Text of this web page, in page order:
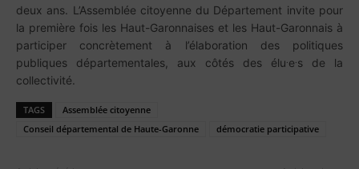
deux ans. L’Assemblée citoyenne du Département invite pour
la première fois les Haut-Garonnaises et les Haut-Garonnais à
participer concrètement à l’élaboration des politiques
publiques départementales, aux côtés des élu.e.s de la
collectivité.
TAGS
Assemblée citoyenne
Conseil départemental de Haute-Garonne
démocratie participative